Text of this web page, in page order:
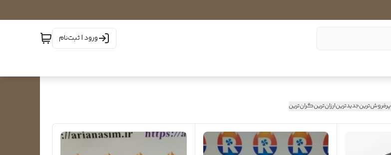
ورود | ثبت‌نام
پرفروش‌ترینجدیدترینارزان‌ترینگران‌ترین